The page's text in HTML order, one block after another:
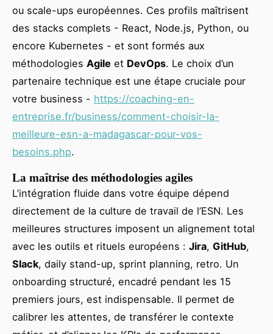
ou scale-ups européennes. Ces profils maîtrisent
des stacks complets - React, Node.js, Python, ou
encore Kubernetes - et sont formés aux
méthodologies Agile et DevOps. Le choix d’un
partenaire technique est une étape cruciale pour
votre business - https://coaching-en-
entreprise.fr/business/comment-choisir-la-
meilleure-esn-a-madagascar-pour-vos-
besoins.php.
La maîtrise des méthodologies agiles
L’intégration fluide dans votre équipe dépend
directement de la culture de travail de l’ESN. Les
meilleures structures imposent un alignement total
avec les outils et rituels européens : Jira, GitHub,
Slack, daily stand-up, sprint planning, retro. Un
onboarding structuré, encadré pendant les 15
premiers jours, est indispensable. Il permet de
calibrer les attentes, de transférer le contexte